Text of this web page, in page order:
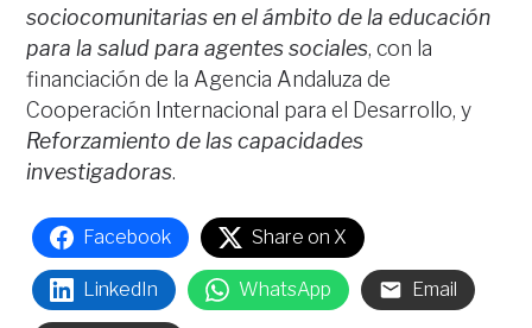
sociocomunitarias en el ámbito de la educación
para la salud para agentes sociales, con la
financiación de la Agencia Andaluza de
Cooperación Internacional para el Desarrollo, y
Reforzamiento de las capacidades
investigadoras.
Facebook Share on X
LinkedIn WhatsApp Email